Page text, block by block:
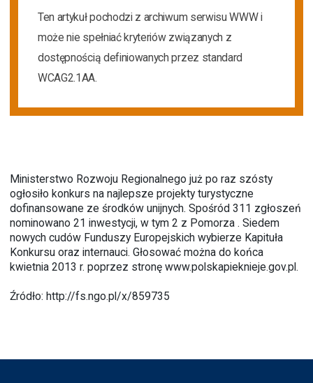
Ten artykuł pochodzi z archiwum serwisu WWW i
może nie spełniać kryteriów związanych z
dostępnością definiowanych przez standard
WCAG2.1AA.
Ministerstwo Rozwoju Regionalnego już po raz szósty
ogłosiło konkurs na najlepsze projekty turystyczne
dofinansowane ze środków unijnych. Spośród 311 zgłoszeń
nominowano 21 inwestycji, w tym 2 z Pomorza . Siedem
nowych cudów Funduszy Europejskich wybierze Kapituła
Konkursu oraz internauci. Głosować można do końca
kwietnia 2013 r. poprzez stronę www.polskapieknieje.gov.pl.
Źródło: http://fs.ngo.pl/x/859735